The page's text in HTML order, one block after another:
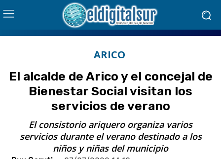
ARICO
El alcalde de Arico y el concejal de
Bienestar Social visitan los
servicios de verano
El consistorio ariquero organiza varios
servicios durante el verano destinado a los
niños y niñas del municipio